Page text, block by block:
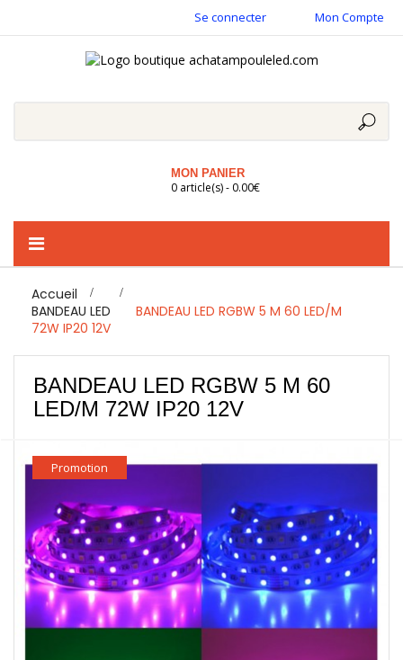
Se connecter Mon Compte
MON PANIER
0 article(s) - 0.00€
Basculer
la
navigation
Accueil
>
BANDEAU LED
BANDEAU LED RGBW 5 M 60 LED/M
72W IP20 12V
BANDEAU LED RGBW 5 M 60
LED/M 72W IP20 12V
Promotion